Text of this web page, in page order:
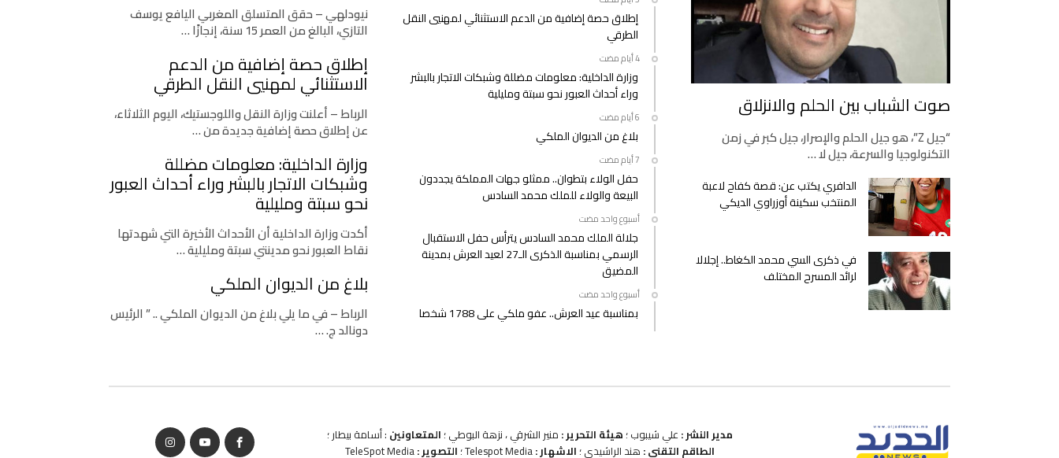
صوت الشباب بين الحلم والانزلاق
“جيل Z”، هو جيل الحلم والإصرار، جيل كبر في زمن
التكنولوجيا والسرعة، جيل لا …
الدافري يكتب عن: قصة كفاح لاعبة
المنتخب سكينة أوزراوي الديكي
في ذكرى السي محمد الكغاط.. إجلالا
لرائد المسرح المختلف
إطلاق حصة إضافية من الدعم الاستثنائي لمهنيي النقل
الطرقي
‫‫‫‏‫4 أيام مضت‬
وزارة الداخلية: معلومات مضللة وشبكات الاتجار بالبشر
وراء أحداث العبور نحو سبتة ومليلية
بلاغ من الديوان الملكي
حفل الولاء بتطوان.. ممثلو جهات المملكة يجددون
البيعة والولاء للملك محمد السادس
‫‫‫‏‫أسبوع واحد مضت‬
جلالة الملك محمد السادس يترأس حفل الاستقبال
الرسمي بمناسبة الذكرى الـ27 لعيد العرش بمدينة
المضيق
‫‫‫‏‫أسبوع واحد مضت‬
بمناسبة عيد العرش.. عفو ملكي على 1788 شخصا
نيودلهي – حقق المتسلق المغربي اليافع يوسف
التازي، البالغ من العمر 15 سنة، إنجازًا …
إطلاق حصة إضافية من الدعم
الاستثنائي لمهنيي النقل الطرقي
الرباط – أعلنت وزارة النقل واللوجستيك، اليوم الثلاثاء،
عن إطلاق حصة إضافية جديدة من …
وزارة الداخلية: معلومات مضللة
وشبكات الاتجار بالبشر وراء أحداث العبور
نحو سبتة ومليلية
أكدت وزارة الداخلية أن الأحداث الأخيرة التي شهدتها
نقاط العبور نحو مدينتي سبتة ومليلية …
بلاغ من الديوان الملكي
الرباط – في ما يلي بلاغ من الديوان الملكي .. ” الرئيس
دونالد ج. …
مدير النشر : علي شيبوب ؛ هيئة التحرير : منير الشرقي ، نزهة البوطي ؛ المتعاونين : أسامة بيطار ؛
الطاقم التقني : هند الراشيدي ؛ الاشهار :Telespot Media ؛ التصوير :TeleSpot Media